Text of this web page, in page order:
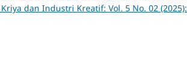
Kriya dan Industri Kreatif: Vol. 5 No. 02 (2025):